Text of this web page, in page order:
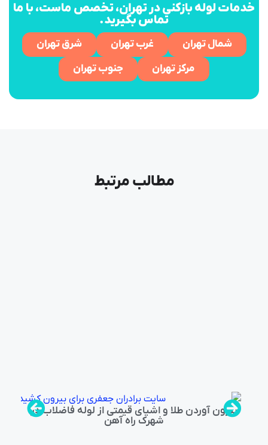
خدمات لوله بازکنی در تهران، تخصص ماست، با ما
تماس بگیرید.
شمال تهران غرب تهران
شرق تهران
مرکز تهران
جنوب تهران
مطالب مرتبط
بیرون آوردن طلا و اشیای قیمتی از لوله فاضلاب در
شهرک راه‌ آهن